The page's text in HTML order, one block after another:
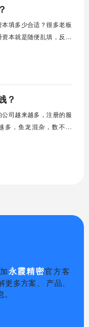
议，以帮助您避免这些
本填多少合适？很多老板
本就是随便乱填，反正
到期的时候。去修改公
就永远不用交，你是不
们现行的注册资本认缴
？
司越来越多，注册的服
多，鱼龙混杂，数不胜
发展起来的，所有注册
永霞精密官方客
更多方案、 产品、